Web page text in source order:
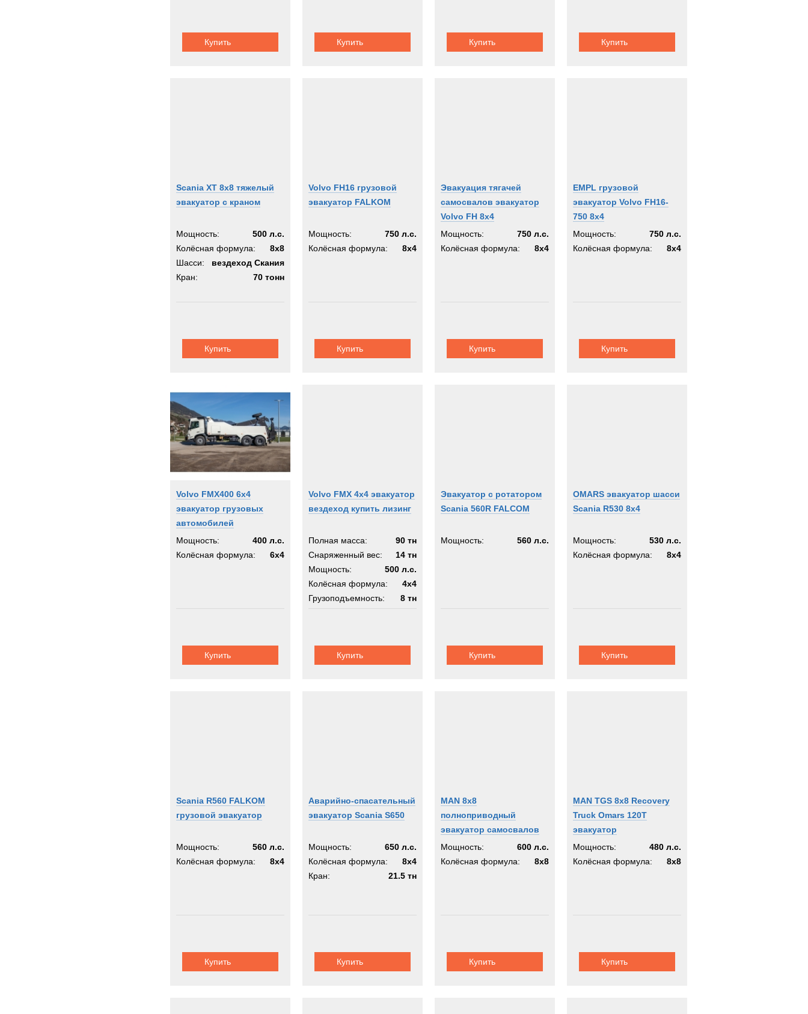
Купить Купить Купить Купить
Scania XT 8x8 тяжелый
эвакуатор с краном
Мощность:
500 л.с.
Колёсная формула:
8x8
Шасси:
вездеход Скания
Кран:
70 тонн
Купить
Volvo FH16 грузовой
эвакуатор FALKOM
Мощность:
750 л.с.
Колёсная формула:
8x4
Купить
Эвакуация тягачей
самосвалов эвакуатор
Volvo FH 8x4
Мощность:
750 л.с.
Колёсная формула:
8x4
Купить
EMPL грузовой
эвакуатор Volvo FH16-
750 8x4
Мощность:
750 л.с.
Колёсная формула:
8x4
Купить
Volvo FMX400 6x4
эвакуатор грузовых
автомобилей
Мощность:
400 л.с.
Колёсная формула:
6x4
Купить
Volvo FMX 4x4 эвакуатор
вездеход купить лизинг
Полная масса:
90 тн
Снаряженный вес:
14 тн
Мощность:
500 л.с.
Колёсная формула:
4x4
Грузоподъемность:
8 тн
Купить
Эвакуатор с ротатором
Scania 560R FALCOM
Мощность: 560 л.с.
Купить
OMARS эвакуатор шасси
Scania R530 8x4
Мощность:
530 л.с.
Колёсная формула:
8x4
Купить
Scania R560 FALKOM
грузовой эвакуатор
Мощность:
560 л.с.
Колёсная формула:
8x4
Купить
Аварийно-спасательный
эвакуатор Scania S650
Мощность:
650 л.с.
Колёсная формула:
8x4
Кран:
21.5 тн
Купить
MAN 8x8
полноприводный
эвакуатор самосвалов
Мощность:
600 л.с.
Колёсная формула:
8x8
Купить
MAN TGS 8x8 Recovery
Truck Omars 120T
эвакуатор
Мощность:
480 л.с.
Колёсная формула:
8x8
Купить